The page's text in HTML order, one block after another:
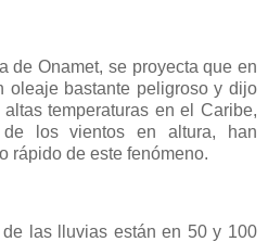
de Onamet, se proyecta que en
oleaje bastante peligroso y dijo
temperaturas en el Caribe,
de los vientos en altura, han
rápido de este fenómeno.
las lluvias están en 50 y 100